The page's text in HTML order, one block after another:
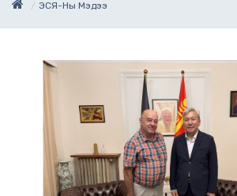
ЭСЯ-Ны Мэдээ